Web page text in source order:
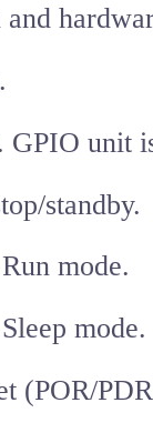
unit
standby.
mode.
mode.
(POR/